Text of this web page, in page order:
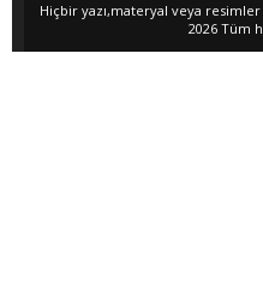
Hiçbir yazı,materyal veya
2026 Tüm